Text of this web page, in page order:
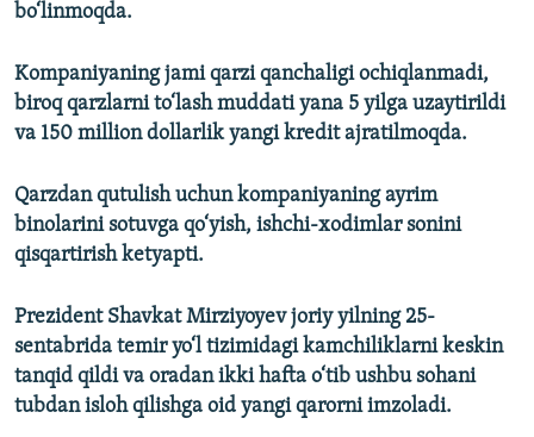
bo‘linmoqda.
Kompaniyaning jami qarzi qanchaligi ochiqlanmadi,
biroq qarzlarni to‘lash muddati yana 5 yilga uzaytirildi
va 150 million dollarlik yangi kredit ajratilmoqda.
Qarzdan qutulish uchun kompaniyaning ayrim
binolarini sotuvga qo‘yish, ishchi-xodimlar sonini
qisqartirish ketyapti.
Prezident Shavkat Mirziyoyev joriy yilning 25-
sentabrida temir yo‘l tizimidagi kamchiliklarni keskin
tanqid qildi va oradan ikki hafta o‘tib ushbu sohani
tubdan isloh qilishga oid yangi qarorni imzoladi.